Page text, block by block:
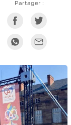
Partager :